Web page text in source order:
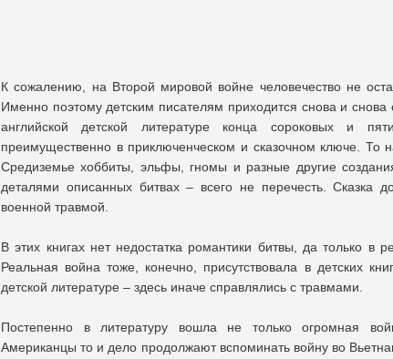
К сожалению, на Второй мировой войне человечество не
Именно поэтому детским писателям приходится снова и
английской детской литературе конца сороковых и
преимущественно в приключенческом и сказочном ключе.
Средиземье хоббиты, эльфы, гномы и разные другие
деталями описанных битвах – всего не перечесть. Сказка
военной травмой.
В этих книгах нет недостатка романтики битвы, да только в
Реальная война тоже, конечно, присутствовала в детских
детской литературе – здесь иначе справлялись с травмами.
Постепенно в литературу вошла не только огромная
Американцы то и дело продолжают вспоминать войну во